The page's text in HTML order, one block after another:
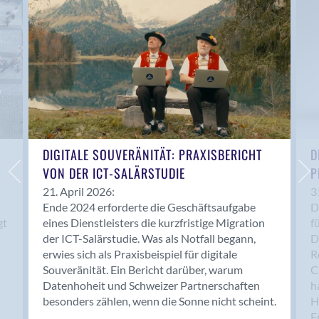
Anwil
Appenzell
Au SG
Baar
Baden
Balsthal
Balzers
Basel
Bassersdorf
Belp
Bendern
Benken (SG)
Bergdietikon
Berlin
Bern
Bern - Liebefeld
DIGITALE SOUVERÄNITÄT: PRAXISBERICHT
VON DER ICT-SALÄRSTUDIE
21. April 2026:
Ende 2024 erforderte die Geschäftsaufgabe
eines Dienstleisters die kurzfristige Migration
der ICT-Salärstudie. Was als Notfall begann,
erwies sich als Praxisbeispiel für digitale
Souveränität. Ein Bericht darüber, warum
Datenhoheit und Schweizer Partnerschaften
besonders zählen, wenn die Sonne nicht scheint.